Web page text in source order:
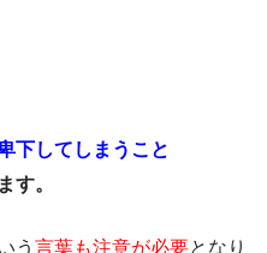
下してしまうこと
す。
う 言葉も注意が必要となり